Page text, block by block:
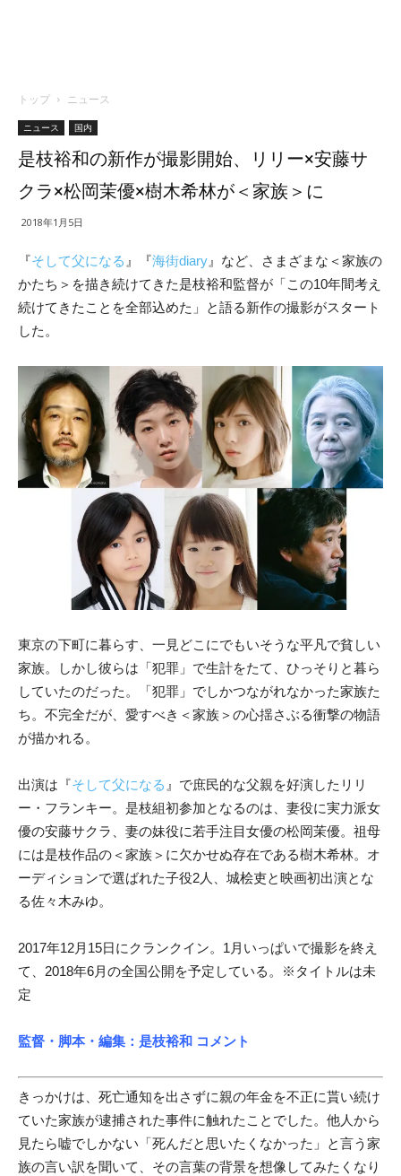
トップ ニュース
ニュース 国内
是枝裕和の新作が撮影開始、リリー×安藤サ
クラ×松岡茉優×樹木希林が＜家族＞に
2018年1月5日
『そして父になる 』『海街diary 』など、さまざまな＜家族の
かたち＞を描き続けてきた是枝裕和監督が「この10年間考え
続けてきたことを全部込めた」と語る新作の撮影がスタート
した。
東京の下町に暮らす、一見どこにでもいそうな平凡で貧しい
家族。しかし彼らは「犯罪」で生計をたて、ひっそりと暮ら
していたのだった。「犯罪」でしかつながれなかった家族た
ち。不完全だが、愛すべき＜家族＞の心揺さぶる衝撃の物語
が描かれる。
出演は『そして父になる 』で庶民的な父親を好演したリリ
ー・フランキー。是枝組初参加となるのは、妻役に実力派女
優の安藤サクラ、妻の妹役に若手注目女優の松岡茉優。祖母
には是枝作品の＜家族＞に欠かせぬ存在である樹木希林。オ
ーディションで選ばれた子役2人、城桧吏と映画初出演とな
る佐々木みゆ。
2017年12月15日にクランクイン。1月いっぱいで撮影を終え
て、2018年6月の全国公開を予定している。※タイトルは未
定
監督・脚本・編集：是枝裕和 コメント
きっかけは、死亡通知を出さずに親の年金を不正に貰い続け
ていた家族が逮捕された事件に触れたことでした。他人から
見たら嘘でしかない「死んだと思いたくなかった」と言う家
族の言い訳を聞いて、その言葉の背景を想像してみたくなり